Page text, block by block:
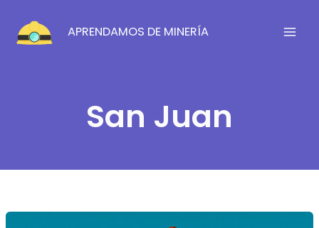
contenido
APRENDAMOS DE MINERÍA
San Juan